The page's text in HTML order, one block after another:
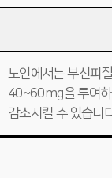
노인에서는 부신피
40~60mg을 투여하
감소시킬 수 있습니